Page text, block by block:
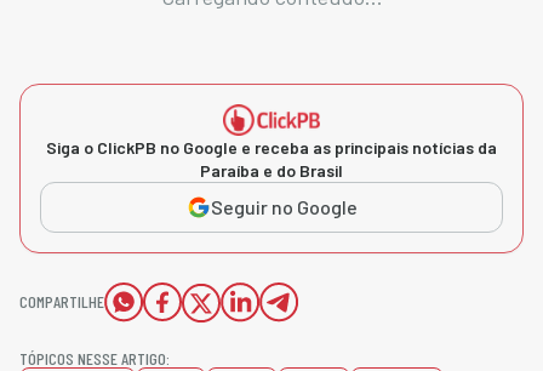
Siga o ClickPB no Google e receba as principais notícias da
Paraíba e do Brasil
Seguir no Google
COMPARTILHE
TÓPICOS NESSE ARTIGO: